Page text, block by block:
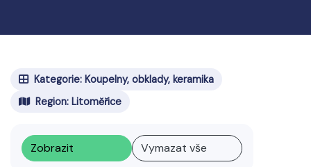
Kategorie: Koupelny, obklady, keramika
Region: Litoměřice
Zobrazit Vymazat vše